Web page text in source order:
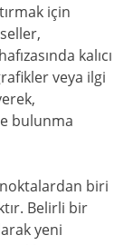
için
kalıcı
veya ilgi
bulunma
biri
Belirli bir
yeni